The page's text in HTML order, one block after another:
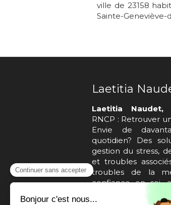
ville de 23158
Sainte-
Laetitia
Laetitia
RNCP : Retrouver
Envie de
quotidien? Des
gestion du stress,
et troubles
troubles de la
confiance en soi,
accompagner la